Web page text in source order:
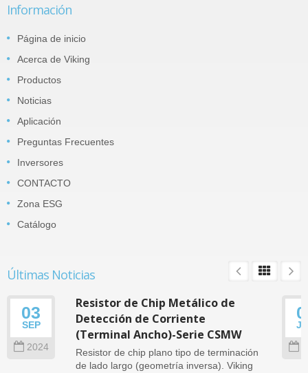
Información
Página de inicio
Acerca de Viking
Productos
Noticias
Aplicación
Preguntas Frecuentes
Inversores
CONTACTO
Zona ESG
Catálogo
Últimas Noticias
03
SEP
2024
Resistor de Chip Metálico de
Detección de Corriente
(Terminal Ancho)-Serie CSMW
Resistor de chip plano tipo de terminación
de lado largo (geometría inversa). Viking